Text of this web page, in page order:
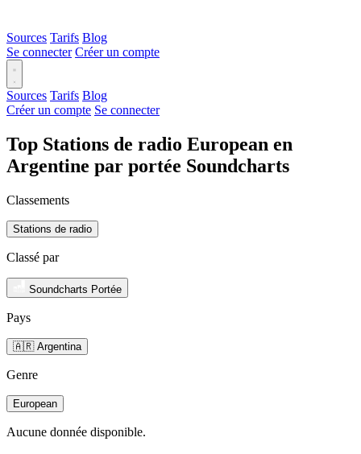
Sources Tarifs Blog
Se connecter Créer un compte
Sources Tarifs Blog
Créer un compte Se connecter
Top Stations de radio European en
Argentine par portée Soundcharts
Classements
Stations de radio
Classé par
Soundcharts Portée
Pays
🇦🇷 Argentina
Genre
European
Aucune donnée disponible.